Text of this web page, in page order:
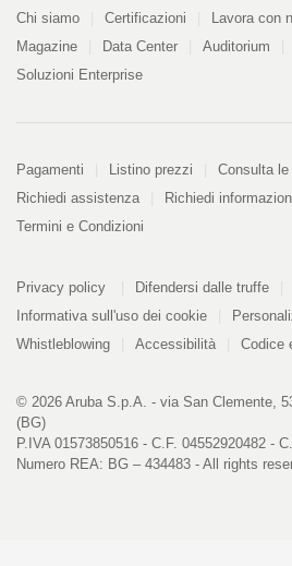
Azienda
Chi siamo Certificazioni Lavora con
Magazine
Data Center Auditorium
Soluzioni Enterprise
Pagamenti
Pagamenti Listino prezzi
Consulta le
Richiedi assistenza
Richiedi
Termini e Condizioni
Informazioni
Privacy policy
PDF
kB
Difendersi dalle truffe
Informativa sull'uso dei cookie
Whistleblowing
Accessibilità Codice
© 2026 Aruba S.p.A. - via San Clemente,
(BG)
P.IVA 01573850516 - C.F. 04552920482 -
Numero REA: BG – 434483 - All rights